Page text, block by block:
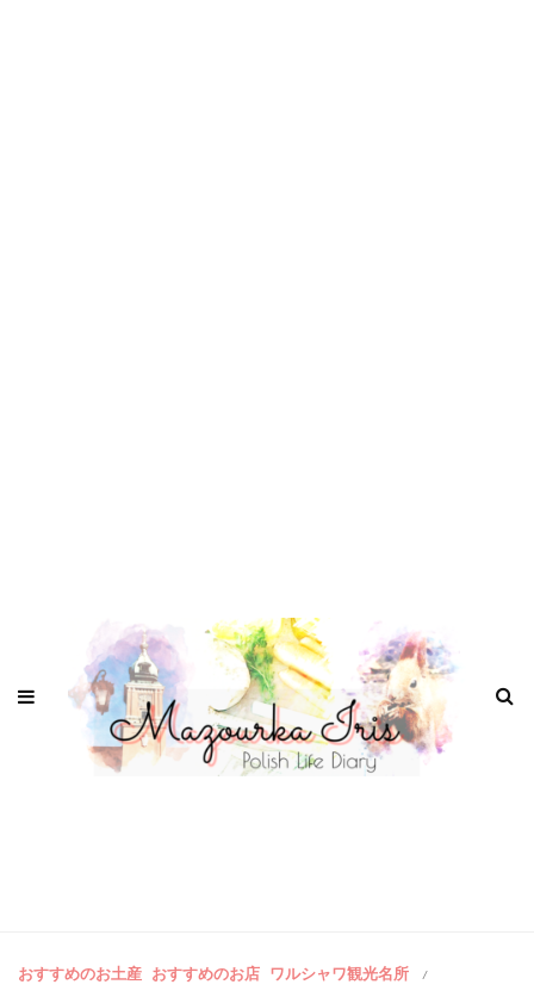
おすすめのお土産 おすすめのお店 ワルシャワ観光名所 /